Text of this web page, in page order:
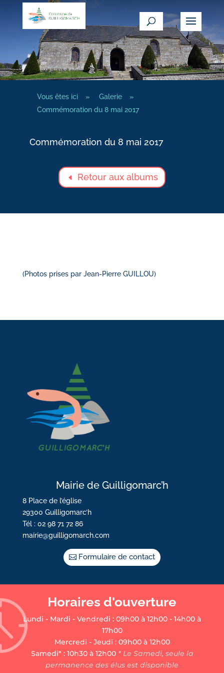
Vous êtes ici » Galerie
»
Commémoration du 8 mai 2017
Commémoration du 8 mai 2017
Retour aux albums
(Photos prises par Jean-Pierre GUILLOU)
Mairie de Guilligomarc’h
8 Place de l’église
29300 Guilligomarc’h
Tél : 02 98 71 72 86
mairie@guilligomarch.com
Formulaire de contact
Horaires d'ouverture
Lundi - Mardi - Vendredi : 09h00 à 12h00 - 14h00 à
17h00
Mercredi - Jeudi : 09h00 à 12h00
Samedi* : 10h30 à 12h00* Le Samedi, seule la
permanence des élus est disponible